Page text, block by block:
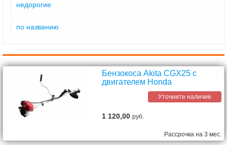
недорогие
по названию
Бензокоса Akita CGX25 с
двигателем Honda
Уточните наличие
1 120,00руб.
Рассрочка на 3 мес.